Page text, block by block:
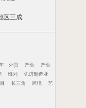
区三成
外贸 产业
产业
班列
先进制造业
长三角 跨境
艺